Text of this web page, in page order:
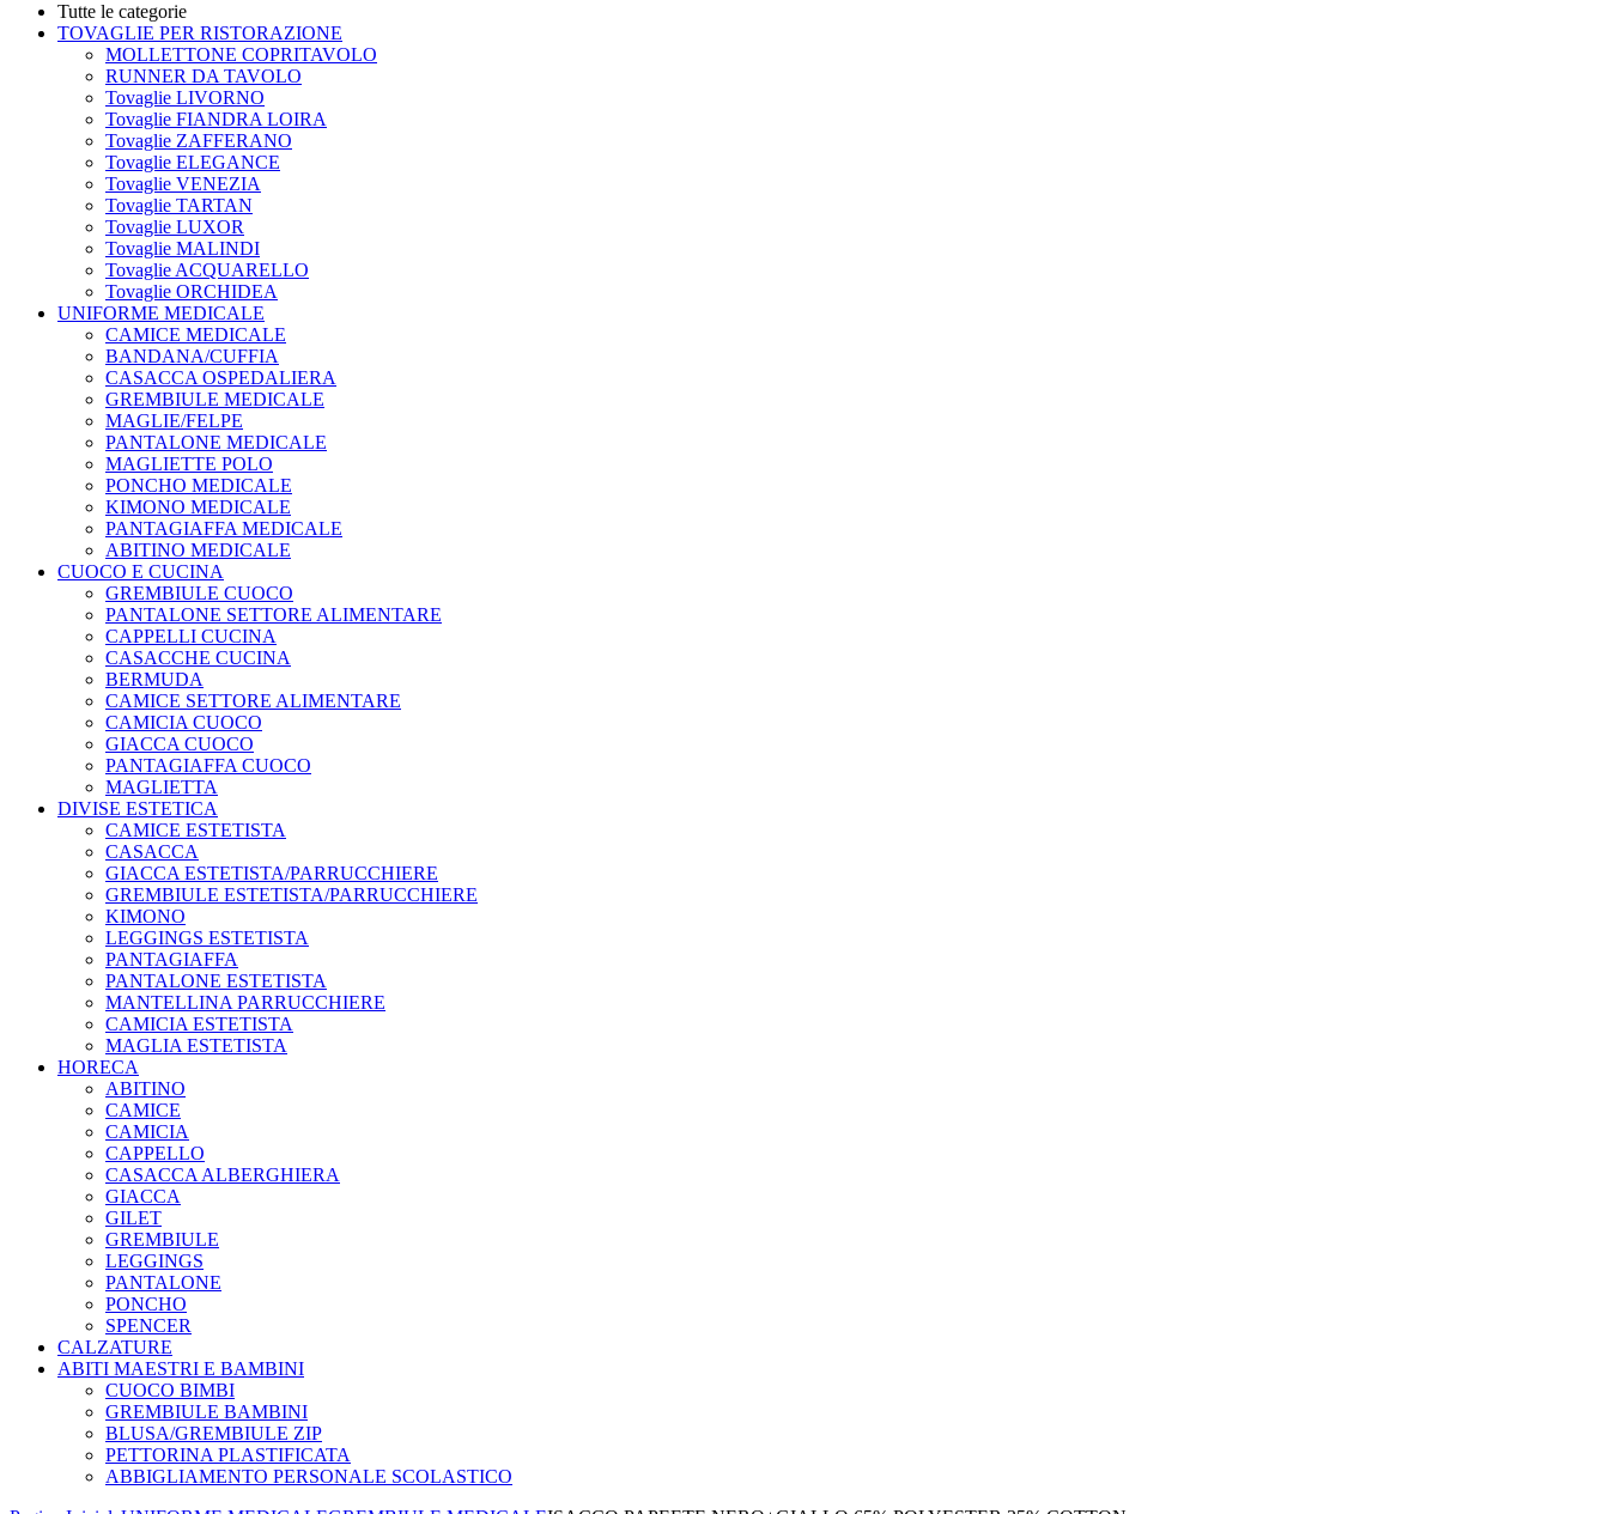
Tutte le categorie
TOVAGLIE PER RISTORAZIONE
MOLLETTONE COPRITAVOLO
RUNNER DA TAVOLO
Tovaglie LIVORNO
Tovaglie FIANDRA LOIRA
Tovaglie ZAFFERANO
Tovaglie ELEGANCE
Tovaglie VENEZIA
Tovaglie TARTAN
Tovaglie LUXOR
Tovaglie MALINDI
Tovaglie ACQUARELLO
Tovaglie ORCHIDEA
UNIFORME MEDICALE
CAMICE MEDICALE
BANDANA/CUFFIA
CASACCA OSPEDALIERA
GREMBIULE MEDICALE
MAGLIE/FELPE
PANTALONE MEDICALE
MAGLIETTE POLO
PONCHO MEDICALE
KIMONO MEDICALE
PANTAGIAFFA MEDICALE
ABITINO MEDICALE
CUOCO E CUCINA
GREMBIULE CUOCO
PANTALONE SETTORE ALIMENTARE
CAPPELLI CUCINA
CASACCHE CUCINA
BERMUDA
CAMICE SETTORE ALIMENTARE
CAMICIA CUOCO
GIACCA CUOCO
PANTAGIAFFA CUOCO
MAGLIETTA
DIVISE ESTETICA
CAMICE ESTETISTA
CASACCA
GIACCA ESTETISTA/PARRUCCHIERE
GREMBIULE ESTETISTA/PARRUCCHIERE
KIMONO
LEGGINGS ESTETISTA
PANTAGIAFFA
PANTALONE ESTETISTA
MANTELLINA PARRUCCHIERE
CAMICIA ESTETISTA
MAGLIA ESTETISTA
HORECA
ABITINO
CAMICE
CAMICIA
CAPPELLO
CASACCA ALBERGHIERA
GIACCA
GILET
GREMBIULE
LEGGINGS
PANTALONE
PONCHO
SPENCER
CALZATURE
ABITI MAESTRI E BAMBINI
CUOCO BIMBI
GREMBIULE BAMBINI
BLUSA/GREMBIULE ZIP
PETTORINA PLASTIFICATA
ABBIGLIAMENTO PERSONALE SCOLASTICO